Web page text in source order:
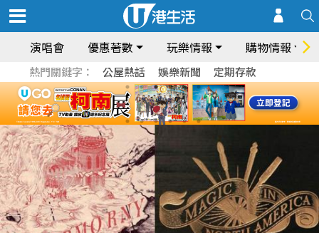
演唱會 優惠著數 玩樂情報 購物情報
熱門關鍵字： 公屋熱話 娛樂新聞 定期存款